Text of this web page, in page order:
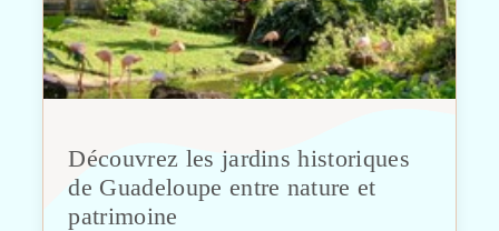
Découvrez les jardins historiques
de Guadeloupe entre nature et
patrimoine